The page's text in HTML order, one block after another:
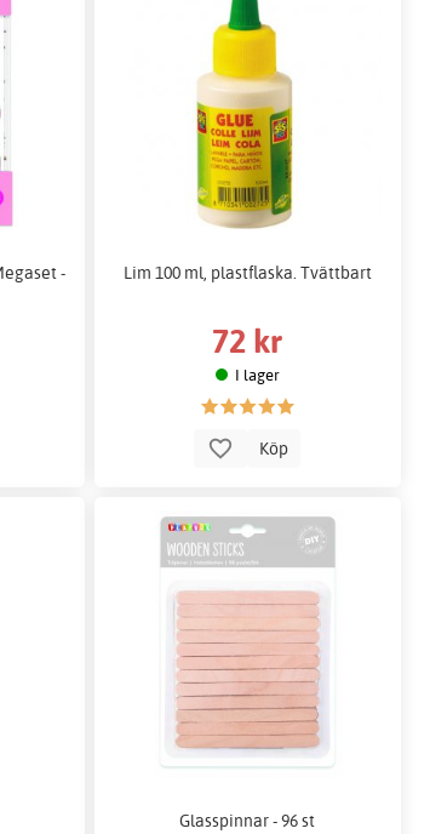
-
Lim 100 ml, plastflaska. Tvättbart
72 kr
I lager
Köp
Glasspinnar - 96 st